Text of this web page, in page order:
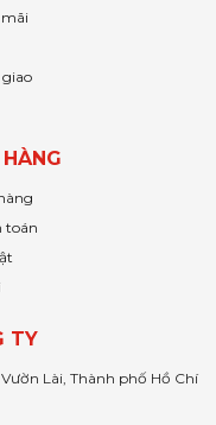
toán
TY
Lài, Thành phố Hồ Chí